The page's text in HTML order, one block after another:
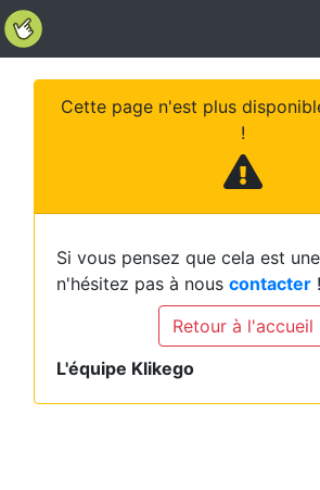
Cette page n'est plus
!
Si vous pensez que cela est
n'hésitez pas à nous contacter !
Retour à l'accueil
L'équipe Klikego